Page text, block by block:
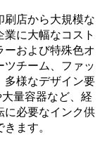
刷店から大規模な
に大幅なコスト
ーおよび特殊色オ
チーム、ファッ
多様なデザイン要
量容器など、経
に必要なインク供
ます。